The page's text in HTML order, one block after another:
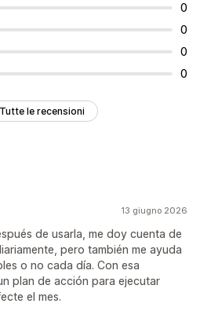
0
0
0
0
Tutte le recensioni
13 giugno 2026
de usarla, me doy cuenta de
pero también me ayuda
o no cada día. Con esa
plan de acción para ejecutar
el mes.